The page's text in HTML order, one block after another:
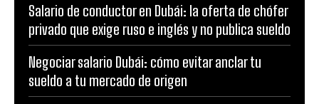
Salario de conductor en Dubái: la oferta de chófer
privado que exige ruso e inglés y no publica sueldo
Negociar salario Dubái: cómo evitar anclar tu
sueldo a tu mercado de origen